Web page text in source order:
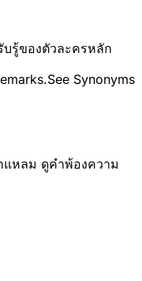
บรู้ของตัวละครหลัก
Synonyms
แหลม ดูคำพ้องความ